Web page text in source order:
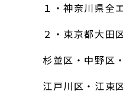
１・神奈川県全
２・東京都大田
杉並区・中野区
江戸川区・江東